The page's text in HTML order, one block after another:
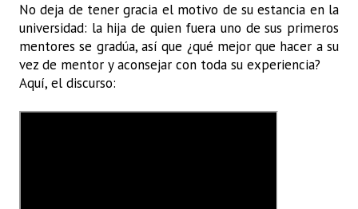
No deja de tener gracia el motivo de su estancia en la
universidad: la hija de quien fuera uno de sus primeros
mentores se gradúa, así que ¿qué mejor que hacer a su
vez de mentor y aconsejar con toda su experiencia?
Aquí, el discurso: